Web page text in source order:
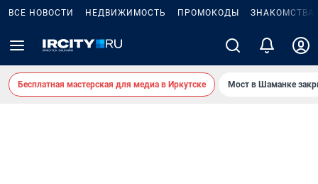
ВСЕ НОВОСТИ НЕДВИЖИМОСТЬ ПРОМОКОДЫ ЗНАКОМСТВА
Бесплатная мастерская для медиа в Иркутске Мост в Шаманке